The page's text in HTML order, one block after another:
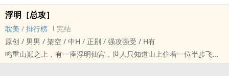
浮明［总攻］
耽美 / 排行榜
完结
原创 / 男男 / 架空 / 中H / 正剧 / 强攻强受 / H有
鸣重山巅之上，有一座浮明仙宫，世人只知道山上住着一位半步飞升